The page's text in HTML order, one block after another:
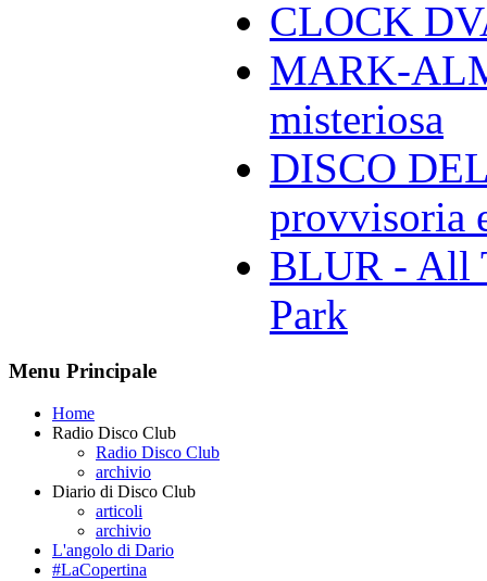
CLOCK
MARK-
misteriosa
DISCO
provvisoria
BLUR - All
Park
Menu Principale
Home
Radio Disco Club
Radio Disco Club
archivio
Diario di Disco Club
articoli
archivio
L'angolo di Dario
#LaCopertina